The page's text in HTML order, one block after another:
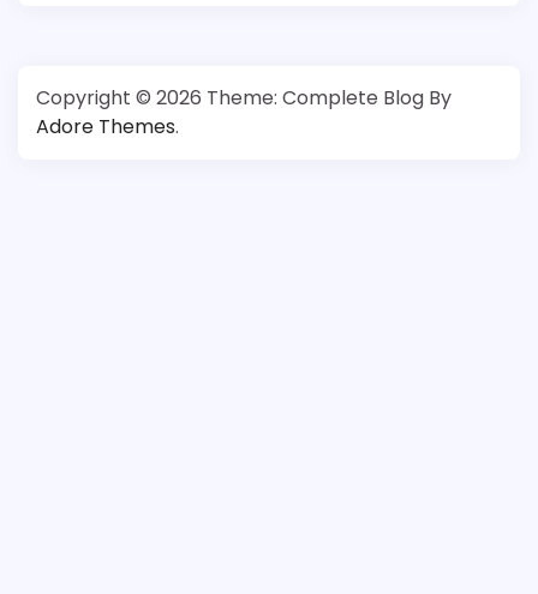
Copyright © 2026 Theme: Complete Blog By
Adore Themes.